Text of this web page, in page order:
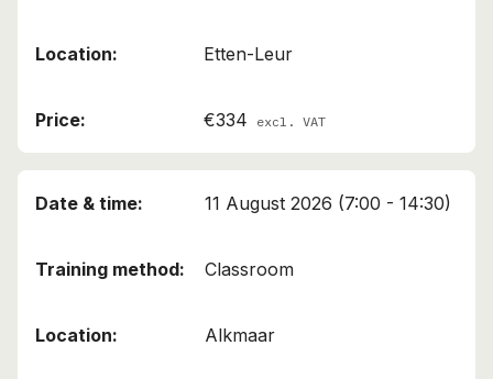
Etten-Leur
€334 excl. VAT
11 August 2026 (7:00 - 14:30)
Classroom
Alkmaar